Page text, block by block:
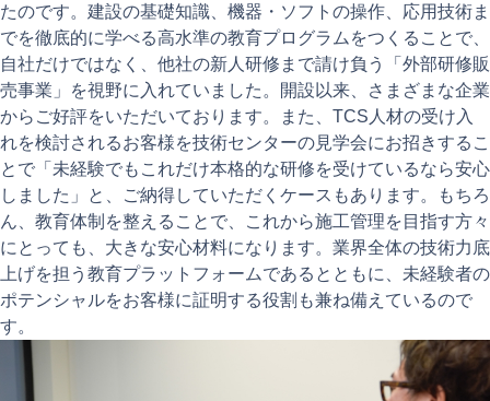
たのです。建設の基礎知識、機器・ソフトの操作、応用技術ま
でを徹底的に学べる高水準の教育プログラムをつくることで、
自社だけではなく、他社の新人研修まで請け負う「外部研修販
売事業」を視野に入れていました。開設以来、さまざまな企業
からご好評をいただいております。また、TCS人材の受け入
れを検討されるお客様を技術センターの見学会にお招きするこ
とで「未経験でもこれだけ本格的な研修を受けているなら安心
しました」と、ご納得していただくケースもあります。もちろ
ん、教育体制を整えることで、これから施工管理を目指す方々
にとっても、大きな安心材料になります。業界全体の技術力底
上げを担う教育プラットフォームであるとともに、未経験者の
ポテンシャルをお客様に証明する役割も兼ね備えているので
す。